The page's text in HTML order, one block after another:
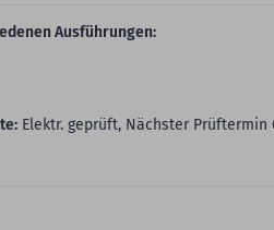
Ausführungen:
Elektr. geprüft, Nächster Prüftermin